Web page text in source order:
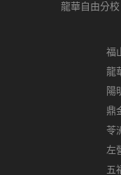
龍華自由分校
福
龍
陽
鼎
苓
左
五